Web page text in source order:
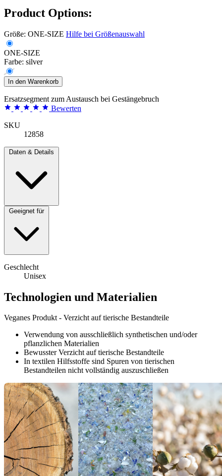
Product Options:
Größe: ONE-SIZE Hilfe bei Größenauswahl
ONE-SIZE
Farbe: silver
In den Warenkorb
Ersatzsegment zum Austausch bei Gestängebruch
Bewerten
SKU
12858
Daten & Details
Geeignet für
Geschlecht
Unisex
Technologien und Materialien
Veganes Produkt - Verzicht auf tierische Bestandteile
Verwendung von ausschließlich synthetischen und/oder
pflanzlichen Materialien
Bewusster Verzicht auf tierische Bestandteile
In textilen Hilfsstoffe sind Spuren von tierischen
Bestandteilen nicht vollständig auszuschließen